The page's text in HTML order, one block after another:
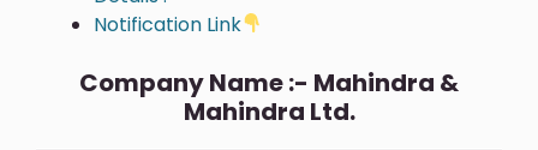
Notification Link
Company Name :- Mahindra &
Mahindra Ltd.